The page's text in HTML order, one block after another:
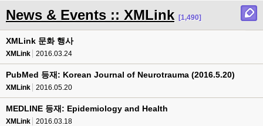
News & Events :: XMLink [1,490]
XMLink 문화 행사
XMLink 2016.03.24
PubMed 등재: Korean Journal of Neurotrauma (2016.5.20)
XMLink 2016.05.20
MEDLINE 등재: Epidemiology and Health
XMLink 2016.03.18